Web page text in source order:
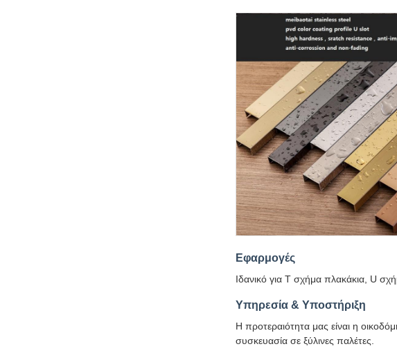
Εφαρμογές
Ιδανικό για T σχήμα πλακάκια, U
Υπηρεσία & Υποστήριξη
Η προτεραιότητα μας είναι η
συσκευασία σε ξύλινες παλέτες.